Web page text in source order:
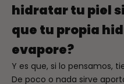
hidratar tu piel
que tu propia
evapore?
Y es que, si lo pensamos,
De poco o nada sirve